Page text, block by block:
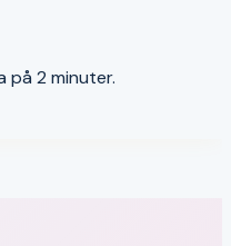
på 2 minuter.